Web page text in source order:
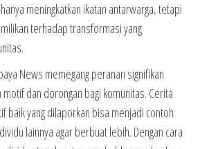
meningkatkan ikatan antarwarga, tetapi
terhadap transformasi yang
News memegang peranan signifikan
dan dorongan bagi komunitas. Cerita
baik yang dilaporkan bisa menjadi contoh
lainnya agar berbuat lebih. Dengan cara